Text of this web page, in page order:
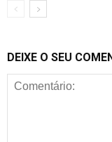
DEIXE O SEU